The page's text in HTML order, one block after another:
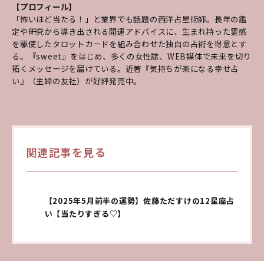
【プロフィール】
「怖いほど当たる！」と業界でも話題の西洋占星術師。長年の鑑
定や研究から導き出される開運アドバイスに、生まれ持った霊感
を駆使したタロットカードを組み合わせた独自の占術を得意とす
る。『sweet』をはじめ、多くの女性誌、WEB媒体で未来を切り
拓くメッセージを届けている。近著『気持ちが楽になる幸せ占
い』（主婦の友社）が好評発売中。
関連記事を見る
【2025年5月前半の運勢】佐藤ただすけの12星座占
い【当たりすぎる♡】